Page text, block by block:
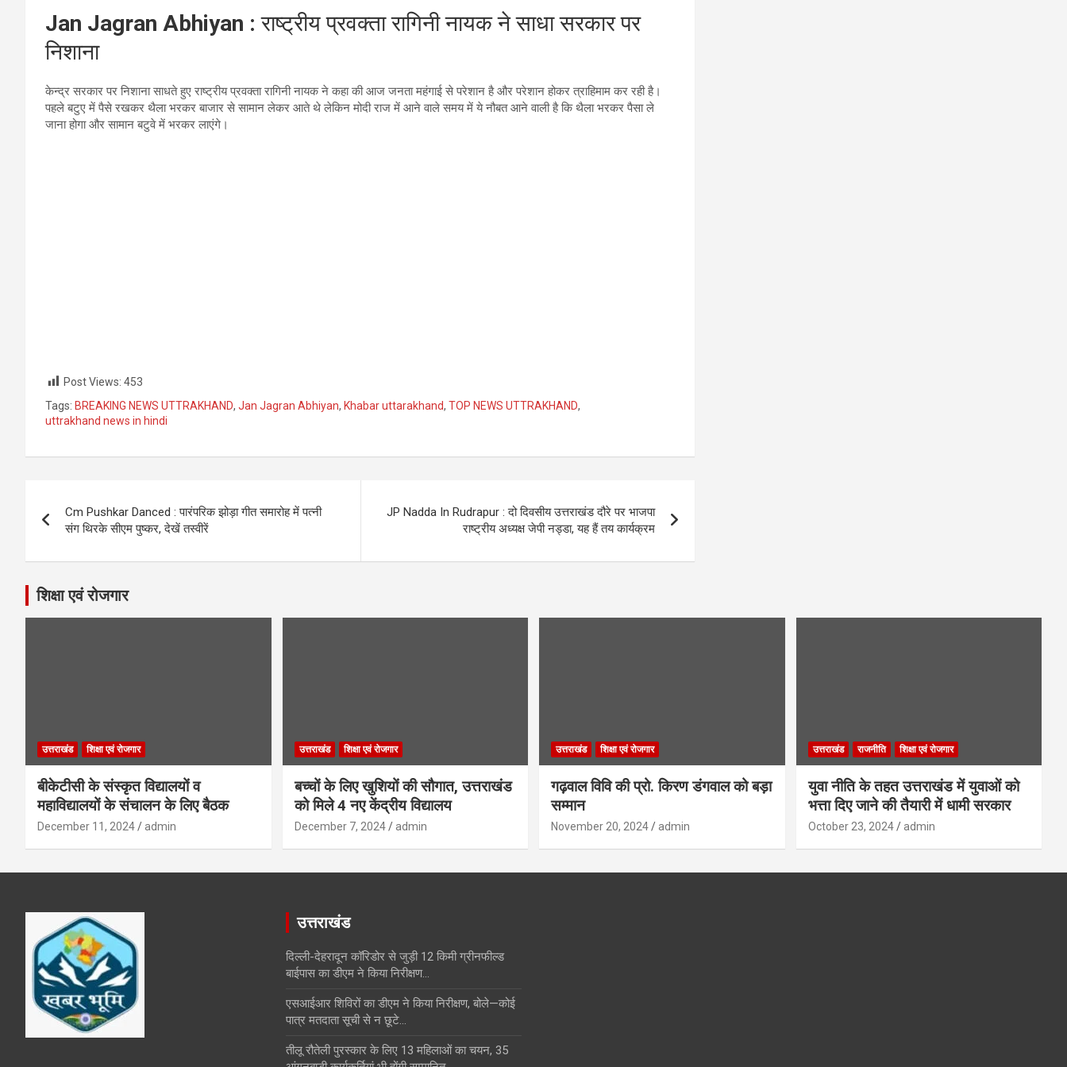
Jan Jagran Abhiyan :राष्ट्रीय प्रवक्ता रागिनी नायक ने साधा सरकार पर
निशाना
केन्द्र सरकार पर निशाना साधते हुए राष्ट्रीय प्रवक्ता रागिनी नायक ने कहा की आज जनता महंगाई से परेशान है और परेशान होकर त्राहिमाम कर रही है।
पहले बटुए में पैसे रखकर थैला भरकर बाजार से सामान लेकर आते थे लेकिन मोदी राज में आने वाले समय में ये नौबत आने वाली है कि थैला भरकर पैसा ले
जाना होगा और सामान बटुवे में भरकर लाएंगे।
Post Views: 453
Tags: BREAKING NEWS UTTRAKHAND, Jan Jagran Abhiyan, Khabar uttarakhand, TOP NEWS UTTRAKHAND,
uttrakhand news in hindi
navigation
Cm Pushkar Danced : पारंपरिक झोड़ा गीत समारोह में पत्नी
संग थिरके सीएम पुष्कर, देखें तस्वीरें
JP Nadda In Rudrapur : दो दिवसीय उत्तराखंड दौरे पर भाजपा
राष्ट्रीय अध्यक्ष जेपी नड्डा, यह हैं तय कार्यक्रम
शिक्षा एवं रोजगार
उत्तराखंड शिक्षा एवं रोजगार
बीकेटीसी के संस्कृत विद्यालयों व
महाविद्यालयों के संचालन के लिए बैठक
December 11, 2024 admin
उत्तराखंड शिक्षा एवं रोजगार
बच्चों के लिए खुशियों की सौगात, उत्तराखंड
को मिले 4 नए केंद्रीय विद्यालय
December 7, 2024 admin
उत्तराखंड शिक्षा एवं रोजगार
गढ़वाल विवि की प्रो. किरण डंगवाल को बड़ा
सम्मान
November 20, 2024 admin
उत्तराखंड राजनीति शिक्षा एवं रोजगार
युवा नीति के तहत उत्तराखंड में युवाओं को
भत्ता दिए जाने की तैयारी में धामी सरकार
October 23, 2024 admin
उत्तराखंड
दिल्ली-देहरादून कॉरिडोर से जुड़ी 12 किमी ग्रीनफील्ड
बाईपास का डीएम ने किया निरीक्षण…
एसआईआर शिविरों का डीएम ने किया निरीक्षण, बोले—कोई
पात्र मतदाता सूची से न छूटे…
तीलू रौतेली पुरस्कार के लिए 13 महिलाओं का चयन, 35